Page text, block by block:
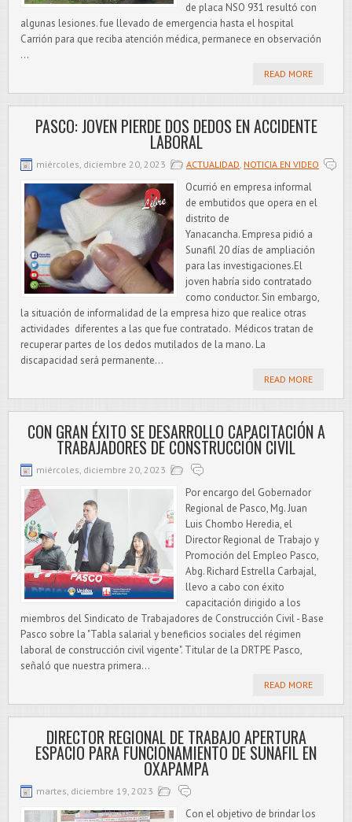
de placa NSO 931 resultó con
algunas lesiones. fue llevado de emergencia hasta el hospital
Carrión para que reciba atención médica, permanece en observación
...
READ MORE
PASCO: JOVEN PIERDE DOS DEDOS EN ACCIDENTE
LABORAL
miércoles, diciembre 20, 2023 ACTUALIDAD, NOTICIA EN VIDEO
Ocurrió en empresa informal
de embutidos que opera en el
distrito de
Yanacancha. Empresa pidió a
Sunafil 20 días de ampliación
para las investigaciones.El
joven habría sido contratado
como conductor. Sin embargo,
la situación de informalidad de la empresa hizo que realice otras
actividades diferentes a las que fue contratado. Médicos tratan de
recuperar partes de los dedos mutilados de la mano. La
discapacidad será permanente...
READ MORE
CON GRAN ÉXITO SE DESARROLLO CAPACITACIÓN A
TRABAJADORES DE CONSTRUCCIÓN CIVIL
miércoles, diciembre 20, 2023
Por encargo del Gobernador
Regional de Pasco, Mg. Juan
Luis Chombo Heredia, el
Director Regional de Trabajo y
Promoción del Empleo Pasco,
Abg. Richard Estrella Carbajal,
llevo a cabo con éxito
capacitación dirigido a los
miembros del Sindicato de Trabajadores de Construcción Civil - Base
Pasco sobre la "Tabla salarial y beneficios sociales del régimen
laboral de construcción civil vigente". Titular de la DRTPE Pasco,
señaló que nuestra primera...
READ MORE
DIRECTOR REGIONAL DE TRABAJO APERTURA
ESPACIO PARA FUNCIONAMIENTO DE SUNAFIL EN
OXAPAMPA
martes, diciembre 19, 2023
Con el objetivo de brindar los